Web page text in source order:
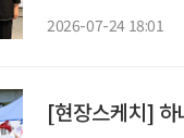
2026-07-24 18:01
[현장스케치] 하